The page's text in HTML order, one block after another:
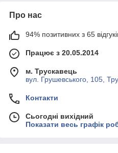
Про нас
94% позитивних з 65
Працює з 20.05.2014
м. Трускавець
вул. Грушевського, 105,
Контакти
Сьогодні вихідний
Показати весь графік